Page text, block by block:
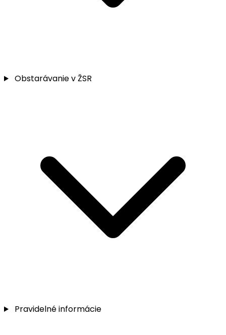
Obstarávanie v ŽSR
Pravidelné informácie